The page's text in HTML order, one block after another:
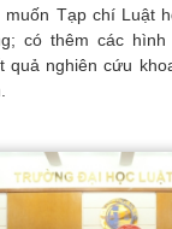
Tạp chí Luật
có thêm các
quả nghiên cứu